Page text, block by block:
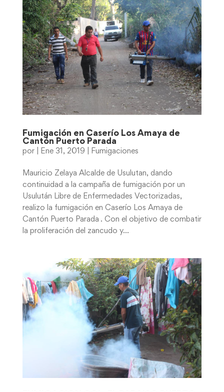
Fumigación en Caserío Los Amaya de
Cantón Puerto Parada
por Ene 31, 2019 Fumigaciones
Mauricio Zelaya Alcalde de Usulutan, dando
continuidad a la campaña de fumigación por un
Usulután Libre de Enfermedades Vectorizadas,
realizo la fumigación en Caserío Los Amaya de
Cantón Puerto Parada . Con el objetivo de combatir
la proliferación del zancudo y...